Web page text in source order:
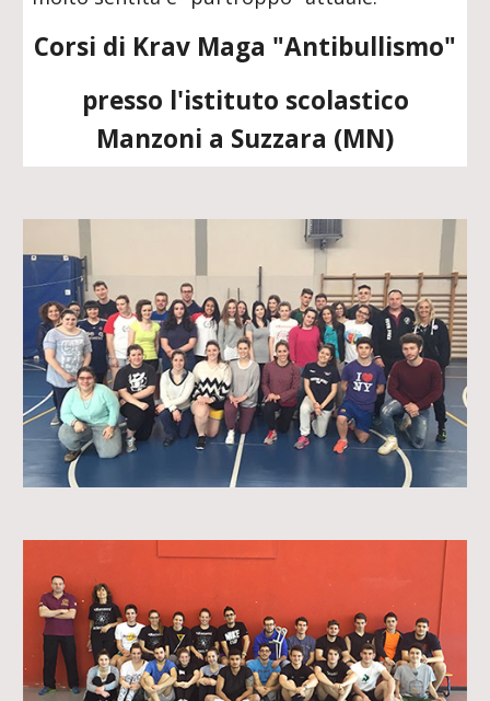
Corsi di Krav Maga "Antibullismo"
presso l'istituto scolastico
Manzoni a Suzzara (MN)